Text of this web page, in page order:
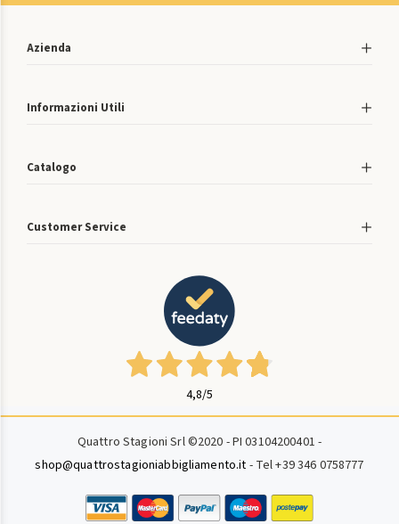
Azienda
Informazioni Utili
Catalogo
Customer Service
4,8/5
Quattro Stagioni Srl ©2020 - PI 03104200401 -
shop@quattrostagioniabbigliamento.it - Tel +39 346 0758777